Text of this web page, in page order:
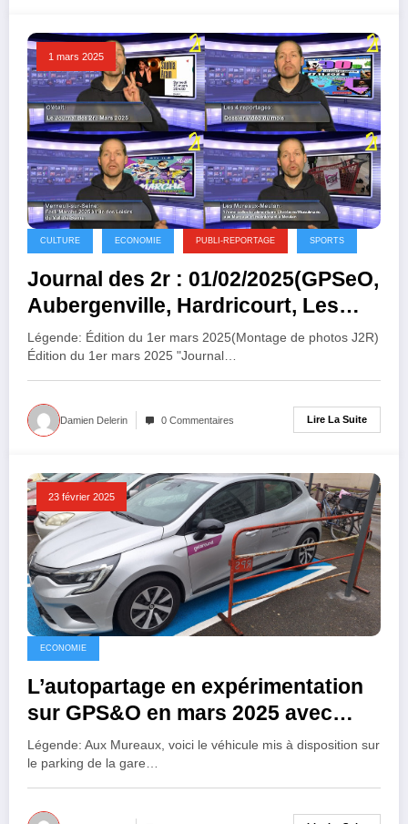
1 mars 2025
CULTURE ECONOMIE PUBLI-REPORTAGE SPORTS
Journal des 2r : 01/02/2025(GPSeO,
Aubergenville, Hardricourt, Les
Mureaux, Meulan, Epône, Verneuil,
cross, associations, salon…)
(Webtélé2r)
Légende: Édition du 1er mars 2025(Montage de photos J2R)
Édition du 1er mars 2025 "Journal…
Damien Delerin 0 Commentaires Lire La Suite
23 février 2025
ECONOMIE
L’autopartage en expérimentation
sur GPS&O en mars 2025 avec
Getaround
Légende: Aux Mureaux, voici le véhicule mis à disposition sur
le parking de la gare…